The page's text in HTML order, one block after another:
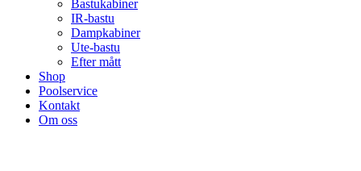
Bastukabiner
IR-bastu
Dampkabiner
Ute-bastu
Efter mått
Shop
Poolservice
Kontakt
Om oss